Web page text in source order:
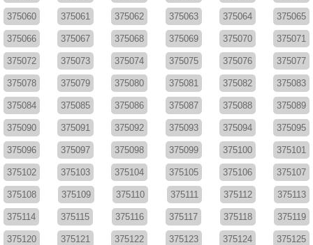
375060 375061 375062 375063 375064 375065
375066 375067 375068 375069 375070 375071
375072 375073 375074 375075 375076 375077
375078 375079 375080 375081 375082 375083
375084 375085 375086 375087 375088 375089
375090 375091 375092 375093 375094 375095
375096 375097 375098 375099 375100 375101
375102 375103 375104 375105 375106 375107
375108 375109 375110 375111 375112 375113
375114 375115 375116 375117 375118 375119
375120 375121 375122 375123 375124 375125